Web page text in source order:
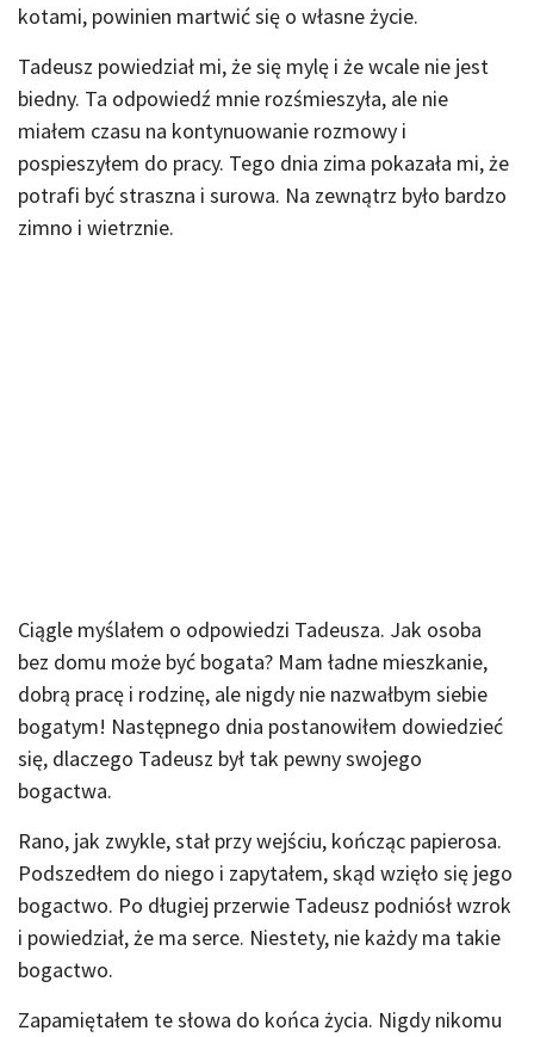
kotami, powinien martwić się o własne życie.
Tadeusz powiedział mi, że się mylę i że wcale nie jest
biedny. Ta odpowiedź mnie rozśmieszyła, ale nie
miałem czasu na kontynuowanie rozmowy i
pospieszyłem do pracy. Tego dnia zima pokazała mi, że
potrafi być straszna i surowa. Na zewnątrz było bardzo
zimno i wietrznie.
Ciągle myślałem o odpowiedzi Tadeusza. Jak osoba
bez domu może być bogata? Mam ładne mieszkanie,
dobrą pracę i rodzinę, ale nigdy nie nazwałbym siebie
bogatym! Następnego dnia postanowiłem dowiedzieć
się, dlaczego Tadeusz był tak pewny swojego
bogactwa.
Rano, jak zwykle, stał przy wejściu, kończąc papierosa.
Podszedłem do niego i zapytałem, skąd wzięło się jego
bogactwo. Po długiej przerwie Tadeusz podniósł wzrok
i powiedział, że ma serce. Niestety, nie każdy ma takie
bogactwo.
Zapamiętałem te słowa do końca życia. Nigdy nikomu